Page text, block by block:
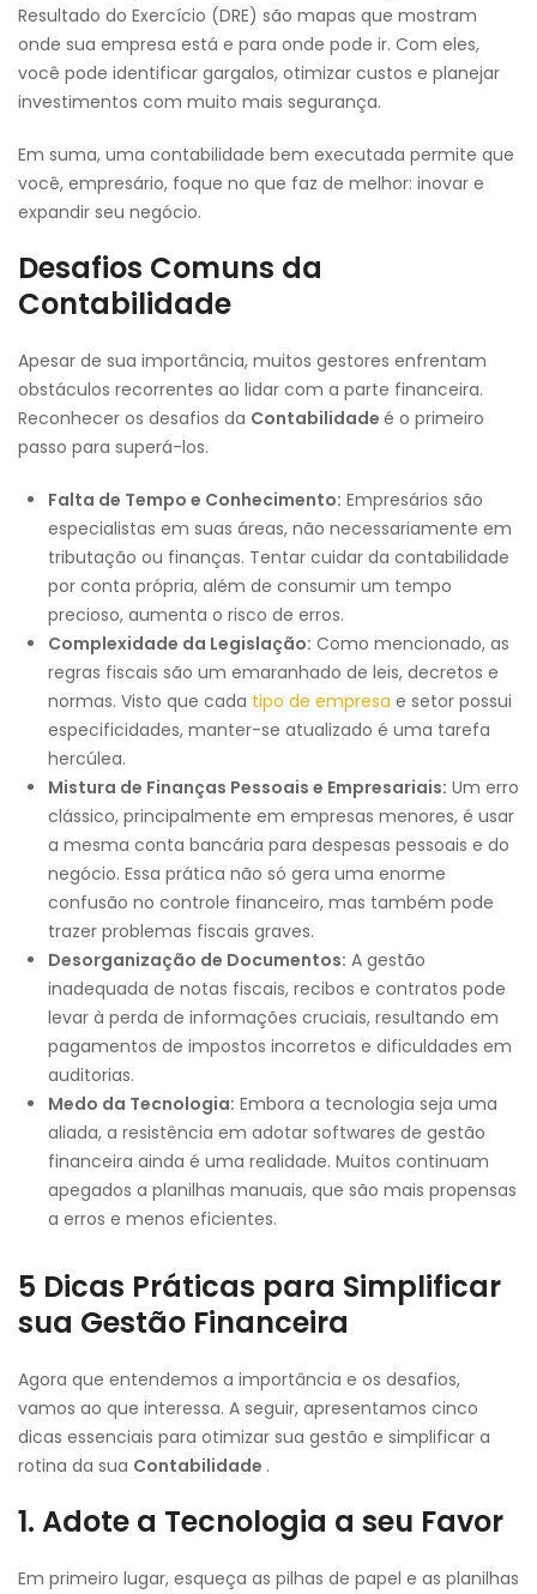
Resultado do Exercício (DRE) são mapas que mostram
onde sua empresa está e para onde pode ir. Com eles,
você pode identificar gargalos, otimizar custos e planejar
investimentos com muito mais segurança.
Em suma, uma contabilidade bem executada permite que
você, empresário, foque no que faz de melhor: inovar e
expandir seu negócio.
Desafios Comuns da
Contabilidade
Apesar de sua importância, muitos gestores enfrentam
obstáculos recorrentes ao lidar com a parte financeira.
Reconhecer os desafios da Contabilidade é o primeiro
passo para superá-los.
Falta de Tempo e Conhecimento: Empresários são
especialistas em suas áreas, não necessariamente em
tributação ou finanças. Tentar cuidar da contabilidade
por conta própria, além de consumir um tempo
precioso, aumenta o risco de erros.
Complexidade da Legislação: Como mencionado, as
regras fiscais são um emaranhado de leis, decretos e
normas. Visto que cada tipo de empresa e setor possui
especificidades, manter-se atualizado é uma tarefa
hercúlea.
Mistura de Finanças Pessoais e Empresariais: Um erro
clássico, principalmente em empresas menores, é usar
a mesma conta bancária para despesas pessoais e do
negócio. Essa prática não só gera uma enorme
confusão no controle financeiro, mas também pode
trazer problemas fiscais graves.
Desorganização de Documentos: A gestão
inadequada de notas fiscais, recibos e contratos pode
levar à perda de informações cruciais, resultando em
pagamentos de impostos incorretos e dificuldades em
auditorias.
Medo da Tecnologia: Embora a tecnologia seja uma
aliada, a resistência em adotar softwares de gestão
financeira ainda é uma realidade. Muitos continuam
apegados a planilhas manuais, que são mais propensas
a erros e menos eficientes.
5 Dicas Práticas para Simplificar
sua Gestão Financeira
Agora que entendemos a importância e os desafios,
vamos ao que interessa. A seguir, apresentamos cinco
dicas essenciais para otimizar sua gestão e simplificar a
rotina da sua Contabilidade .
1. Adote a Tecnologia a seu Favor
Em primeiro lugar, esqueça as pilhas de papel e as planilhas